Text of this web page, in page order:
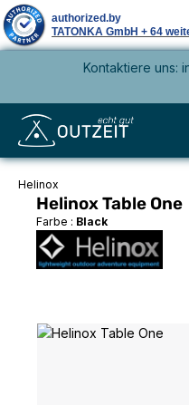
springenKontaktiere uns:
Helinox
Helinox Table One
Farbe : Black
Bildergalerie überspringen